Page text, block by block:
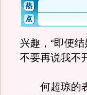
兴趣，“即便
不要再说我不
何超琼的表